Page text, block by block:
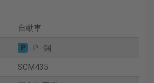
自動車
P- 鋼
SCM435